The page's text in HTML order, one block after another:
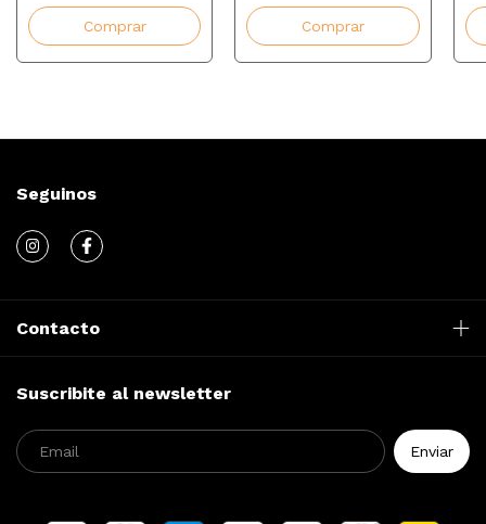
Comprar Comprar
Seguinos
Contacto
Suscribite al newsletter